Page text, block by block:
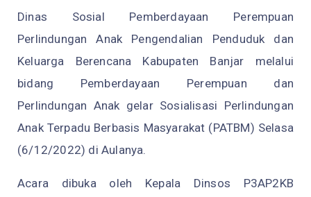
Dinas Sosial Pemberdayaan Perempuan
Perlindungan Anak Pengendalian Penduduk dan
Keluarga Berencana Kabupaten Banjar melalui
bidang Pemberdayaan Perempuan dan
Perlindungan Anak gelar Sosialisasi Perlindungan
Anak Terpadu Berbasis Masyarakat (PATBM) Selasa
(6/12/2022) di Aulanya.
Acara dibuka oleh Kepala Dinsos P3AP2KB